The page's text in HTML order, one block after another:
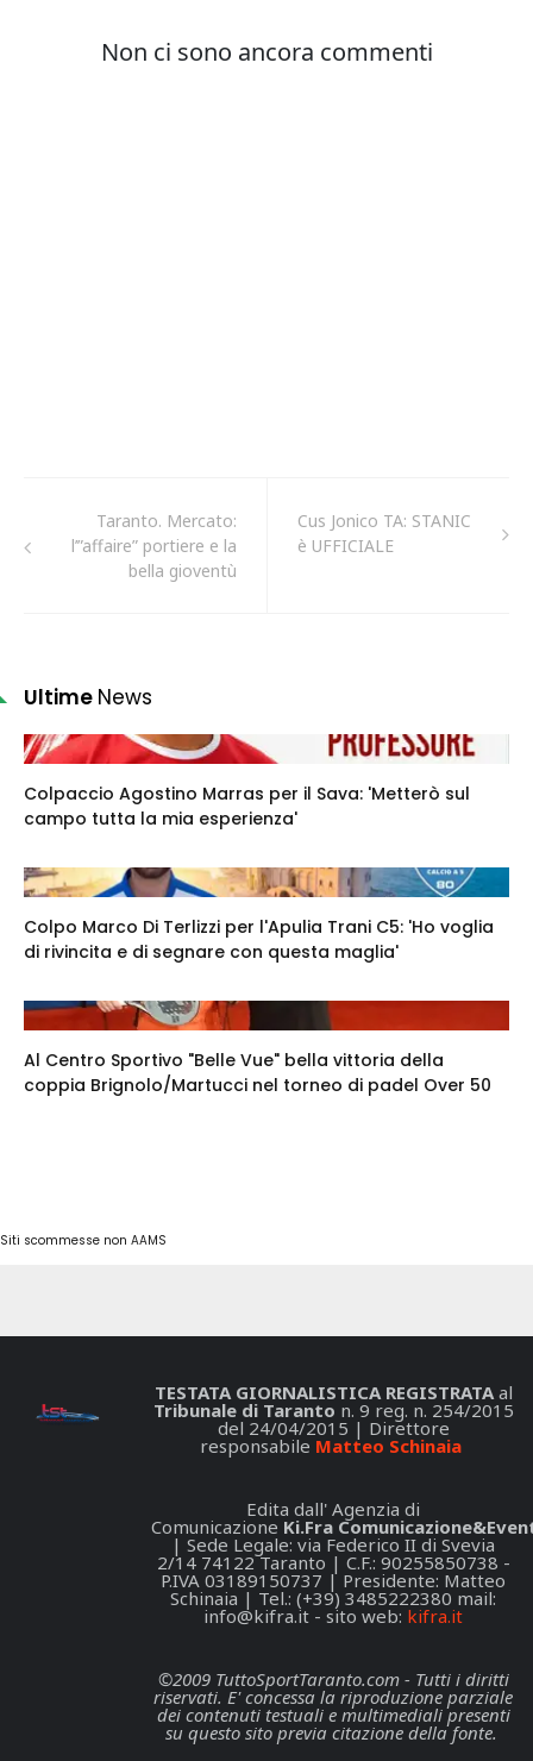
Taranto. Mercato:
l’”affaire” portiere e la
bella gioventù
Cus Jonico TA: STANIC
è UFFICIALE
Ultime News
Colpaccio Agostino Marras per il Sava: 'Metterò sul
campo tutta la mia esperienza'
Colpo Marco Di Terlizzi per l'Apulia Trani C5: 'Ho voglia
di rivincita e di segnare con questa maglia'
Al Centro Sportivo "Belle Vue" bella vittoria della
coppia Brignolo/Martucci nel torneo di padel Over 50
Siti scommesse non AAMS
TESTATA GIORNALISTICA REGISTRATAal
Tribunale di Taranto n. 9 reg. n. 254/2015
del 24/04/2015 | Direttore
responsabile Matteo Schinaia
Edita dall' Agenzia di
Comunicazione Ki.Fra
| Sede Legale: via Federico II di Svevia
2/14 74122 Taranto | C.F.: 90255850738 -
P.IVA 03189150737 | Presidente: Matteo
Schinaia | Tel.: (+39) 3485222380 mail:
info@kifra.it - sito web: kifra.it
©2009 TuttoSportTaranto.com - Tutti i diritti
riservati. E' concessa la riproduzione parziale
dei contenuti testuali e multimediali presenti
su questo sito previa citazione della fonte.